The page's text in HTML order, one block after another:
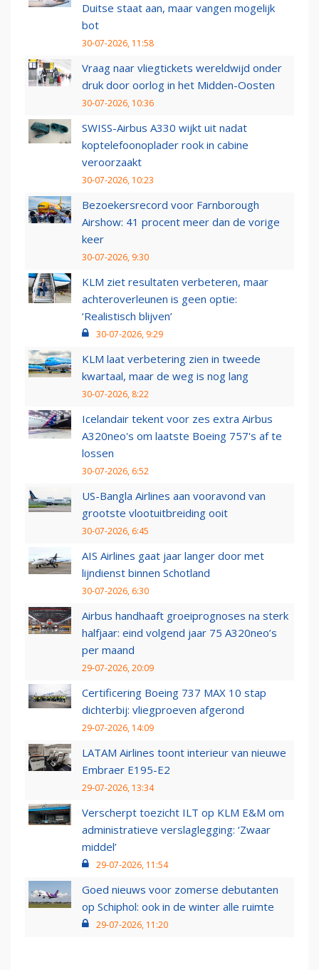
Duitse staat aan, maar vangen mogelijk
bot
30-07-2026, 11:58
Vraag naar vliegtickets wereldwijd onder
druk door oorlog in het Midden-Oosten
30-07-2026, 10:36
SWISS-Airbus A330 wijkt uit nadat
koptelefoonoplader rook in cabine
veroorzaakt
30-07-2026, 10:23
Bezoekersrecord voor Farnborough
Airshow: 41 procent meer dan de vorige
keer
30-07-2026, 9:30
KLM ziet resultaten verbeteren, maar
achteroverleunen is geen optie:
‘Realistisch blijven’
30-07-2026, 9:29
KLM laat verbetering zien in tweede
kwartaal, maar de weg is nog lang
30-07-2026, 8:22
Icelandair tekent voor zes extra Airbus
A320neo's om laatste Boeing 757's af te
lossen
30-07-2026, 6:52
US-Bangla Airlines aan vooravond van
grootste vlootuitbreiding ooit
30-07-2026, 6:45
AIS Airlines gaat jaar langer door met
lijndienst binnen Schotland
30-07-2026, 6:30
Airbus handhaaft groeiprognoses na sterk
halfjaar: eind volgend jaar 75 A320neo’s
per maand
29-07-2026, 20:09
Certificering Boeing 737 MAX 10 stap
dichterbij: vliegproeven afgerond
29-07-2026, 14:09
LATAM Airlines toont interieur van nieuwe
Embraer E195-E2
29-07-2026, 13:34
Verscherpt toezicht ILT op KLM E&M om
administratieve verslaglegging: ‘Zwaar
middel’
29-07-2026, 11:54
Goed nieuws voor zomerse debutanten
op Schiphol: ook in de winter alle ruimte
29-07-2026, 11:20